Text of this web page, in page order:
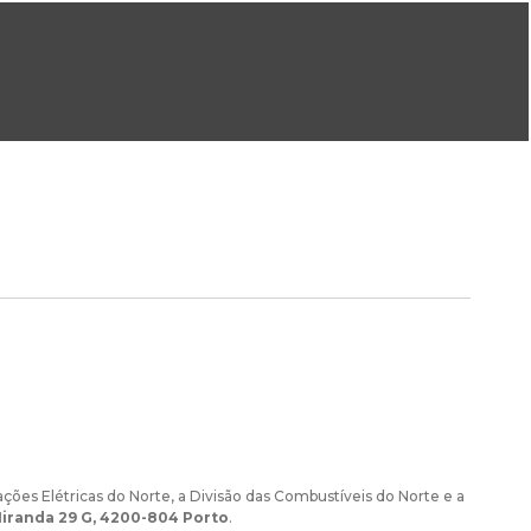
Elétricas do Norte, a Divisão das Combustíveis do Norte e a
29 G, 4200-804 Porto.